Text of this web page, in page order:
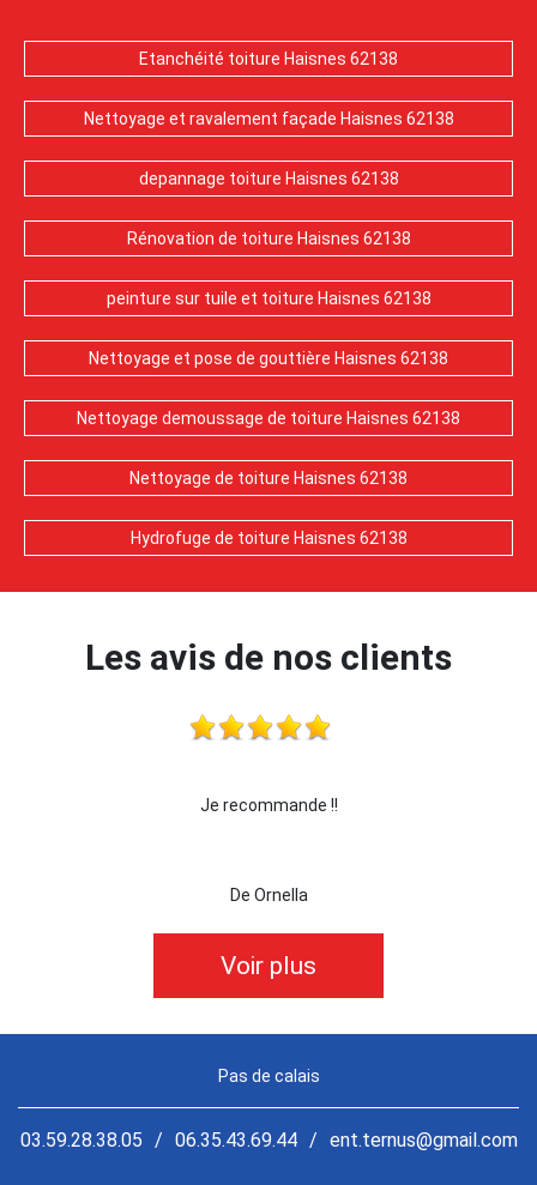
Etanchéité toiture Haisnes 62138
Nettoyage et ravalement façade Haisnes 62138
depannage toiture Haisnes 62138
Rénovation de toiture Haisnes 62138
peinture sur tuile et toiture Haisnes 62138
Nettoyage et pose de gouttière Haisnes 62138
Nettoyage demoussage de toiture Haisnes 62138
Nettoyage de toiture Haisnes 62138
Hydrofuge de toiture Haisnes 62138
Les avis de nos clients
je recommande cette entreprise les yeux
Voir plus
Pas de calais
03.59.28.38.05 / 06.35.43.69.44 / ent.ternus@gmail.com